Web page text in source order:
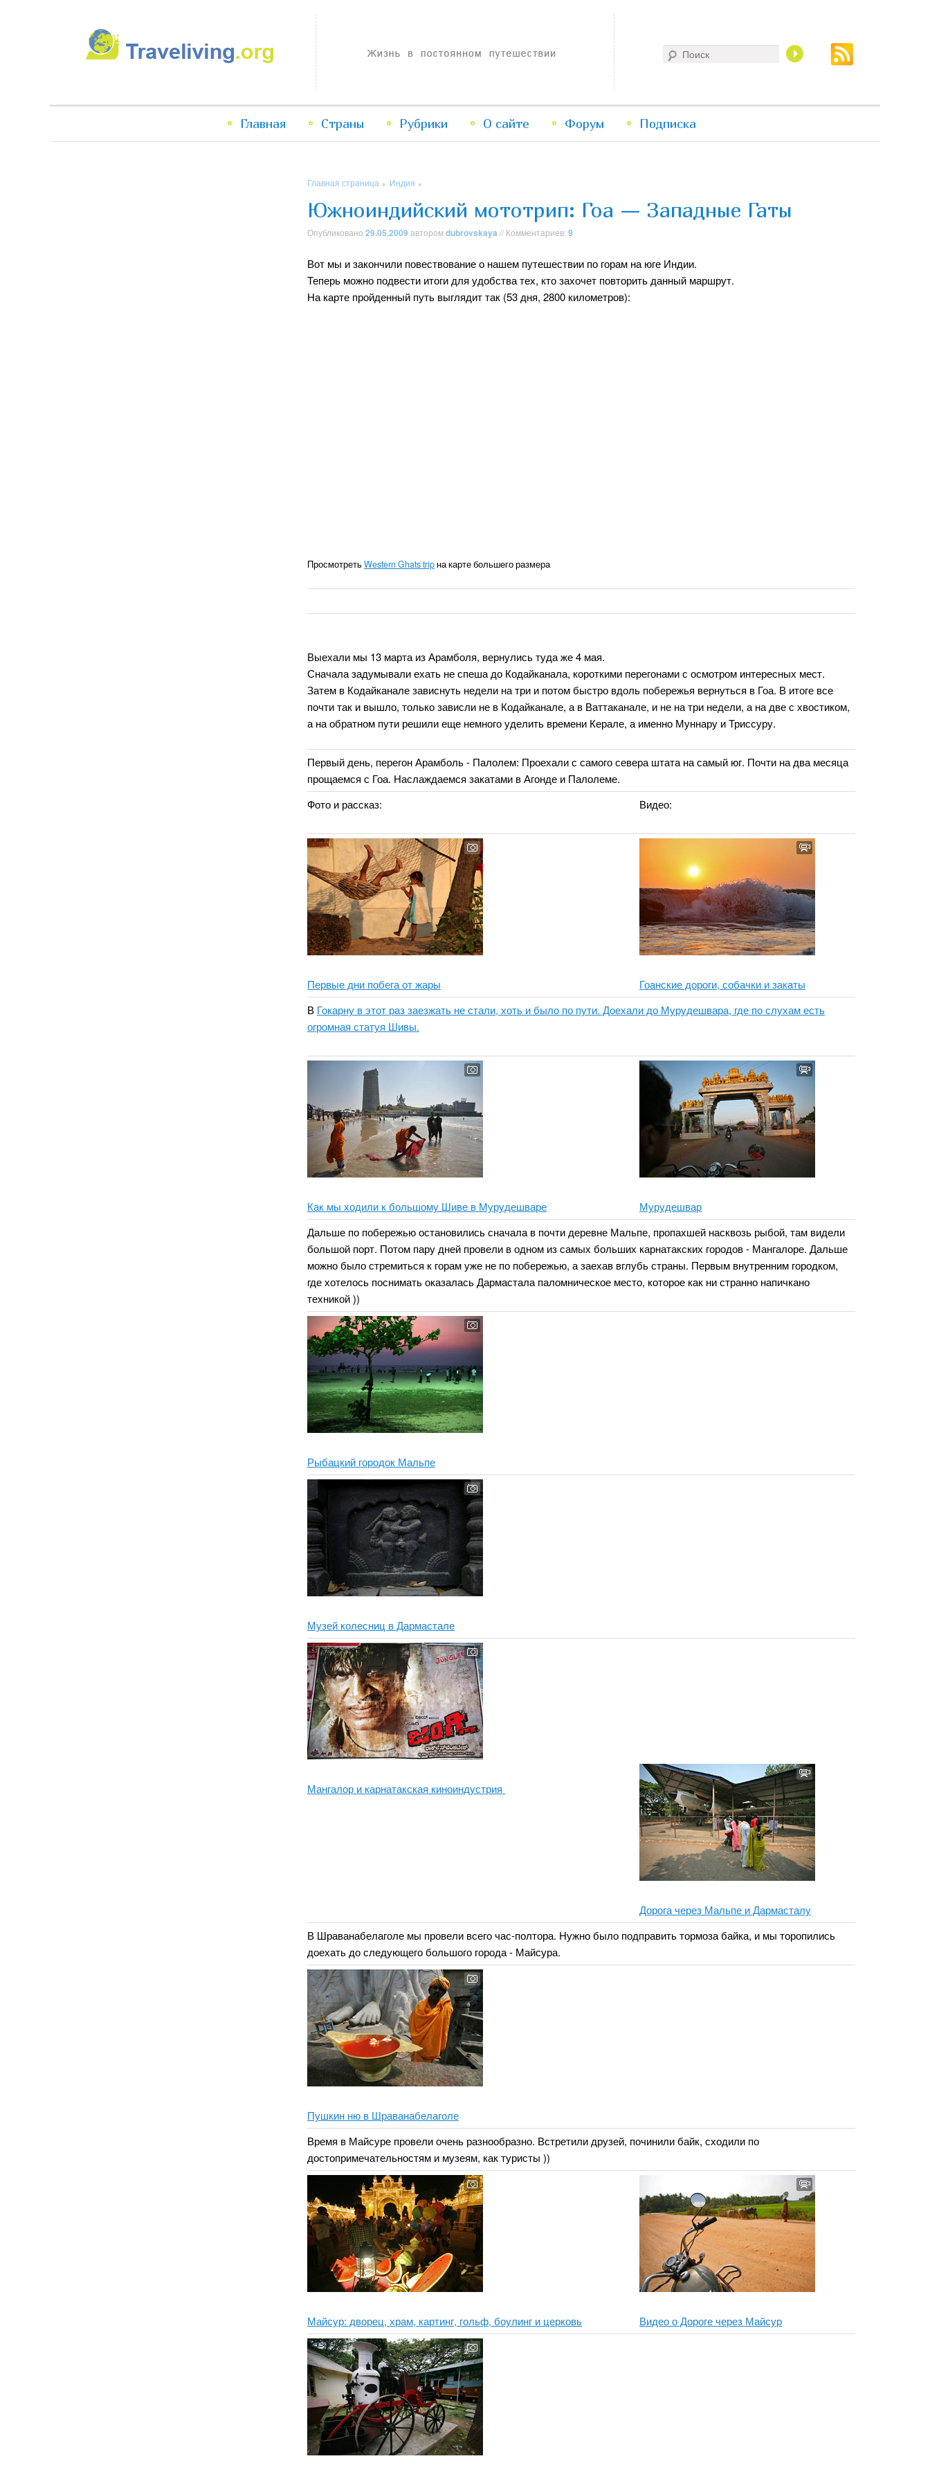
Traveliving
Жизнь в постоянном путешествии
Перейти
содержимому
Перейти
содержимому
Главная Страны Рубрики О сайте Форум Подписка
Главная страница » Индия »
Южноиндийский мототрип: Гоа — Западные Гаты
Опубликовано 29.05.2009 авторомdubrovskaya // Комментариев: 9
Вот мы и закончили повествование о нашем путешествии по горам на юге Индии.
Теперь можно подвести итоги для удобства тех, кто захочет повторить данный маршрут.
На карте пройденный путь выглядит так (53 дня, 2800 километров):
ПросмотретьWestern Ghats tripна карте большего размера
Выехали мы 13 марта из Арамболя, вернулись туда же 4 мая.
Сначала задумывали ехать не спеша до Кодайканала, короткими перегонами с осмотром интересных мест.
Затем в Кодайканале зависнуть недели на три и потом быстро вдоль побережья вернуться в Гоа. В итоге все
почти так и вышло, только зависли не в Кодайканале, а в Ваттаканале, и не на три недели, а на две с хвостиком,
а на обратном пути решили еще немного уделить времени Керале, а именно Муннару и Триссуру.
Первый день, перегон Арамболь - Палолем: Проехали с самого севера штата на самый юг. Почти на два месяца
прощаемся с Гоа. Наслаждаемся закатами в Агонде и Палолеме.
Фото и рассказ:
Видео:
Первые дни побега от жары
Гоанские дороги, собачки и закаты
В Гокарну в этот раз заезжать не стали, хоть и было по пути. Доехали до Мурудешвара, где по слухам есть
огромная статуя Шивы.
Как мы ходили к большому Шиве в Мурудешваре
Мурудешвар
Дальше по побережью остановились сначала в почти деревне Мальпе, пропахшей насквозь рыбой, там видели
большой порт. Потом пару дней провели в одном из самых больших карнатакских городов - Мангалоре. Дальше
можно было стремиться к горам уже не по побережью, а заехав вглубь страны. Первым внутренним городком,
где хотелось поснимать оказалась Дармастала паломническое место, которое как ни странно напичкано
техникой ))
Рыбацкий городок Мальпе
Музей колесниц в Дармастале
Мангалор и карнатакская киноиндустрия
Дорога через Мальпе и Дармасталу
В Шраванабелаголе мы провели всего час-полтора. Нужно было подправить тормоза байка, и мы торопились
доехать до следующего большого города - Майсура.
Пушкин ню в Шраванабелаголе
Время в Майсуре провели очень разнообразно. Встретили друзей, починили байк, сходили по
достопримечательностям и музеям, как туристы ))
Майсур: дворец, храм, картинг, гольф, боулинг и церковь Видео о Дороге через Майсур